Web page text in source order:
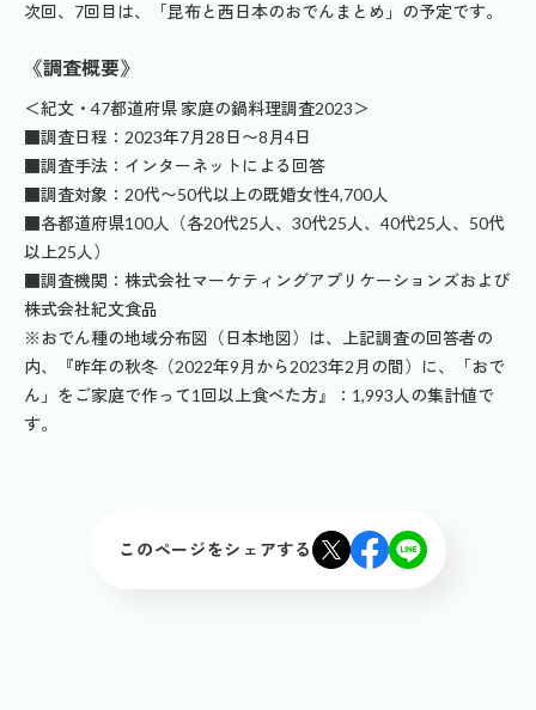
次回、7回目は、「昆布と西日本のおでんまとめ」の予定です。
《調査概要》
＜紀文・47都道府県 家庭の鍋料理調査2023＞
■調査日程：2023年7月28日〜8月4日
■調査手法：インターネットによる回答
■調査対象：20代〜50代以上の既婚女性4,700人
■各都道府県100人（各20代25人、30代25人、40代25人、50代
以上25人）
■調査機関：株式会社マーケティングアプリケーションズおよび
株式会社紀文食品
※おでん種の地域分布図（日本地図）は、上記調査の回答者の
内、『昨年の秋冬（2022年9月から2023年2月の間）に、「おで
ん」をご家庭で作って1回以上食べた方』：1,993人の集計値で
す。
このページをシェアする